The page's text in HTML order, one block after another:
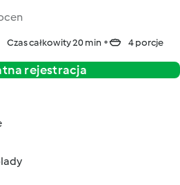
Czas całkowity 20 min 4 porcje
rejestracja